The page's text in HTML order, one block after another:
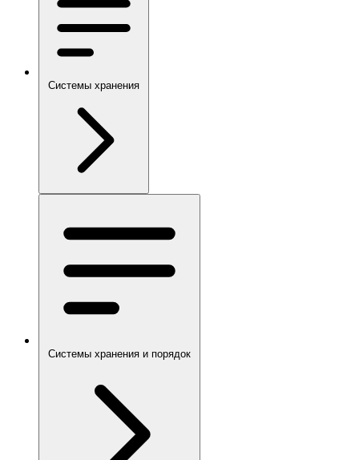
Системы хранения
Системы хранения и порядок